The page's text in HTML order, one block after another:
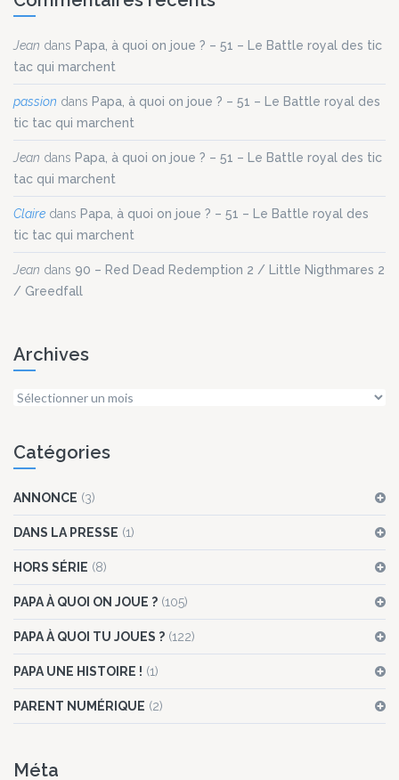
Jean dans Papa, à quoi on joue ? – 51 – Le Battle royal des tic
tac qui marchent
passion dans Papa, à quoi on joue ? – 51 – Le Battle royal des
tic tac qui marchent
Jean dans Papa, à quoi on joue ? – 51 – Le Battle royal des tic
tac qui marchent
Claire dans Papa, à quoi on joue ? – 51 – Le Battle royal des
tic tac qui marchent
Jean dans 90 – Red Dead Redemption 2 / Little Nigthmares 2
/ Greedfall
Archives
Archives
Catégories
ANNONCE (3)
DANS LA PRESSE (1)
HORS SÉRIE (8)
PAPA À QUOI ON JOUE ? (105)
PAPA À QUOI TU JOUES ? (122)
PAPA UNE HISTOIRE ! (1)
PARENT NUMÉRIQUE (2)
Méta